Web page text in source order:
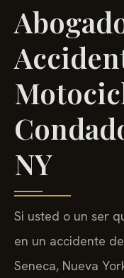
NY
Si usted o un ser
en un accidente
Seneca, Nueva